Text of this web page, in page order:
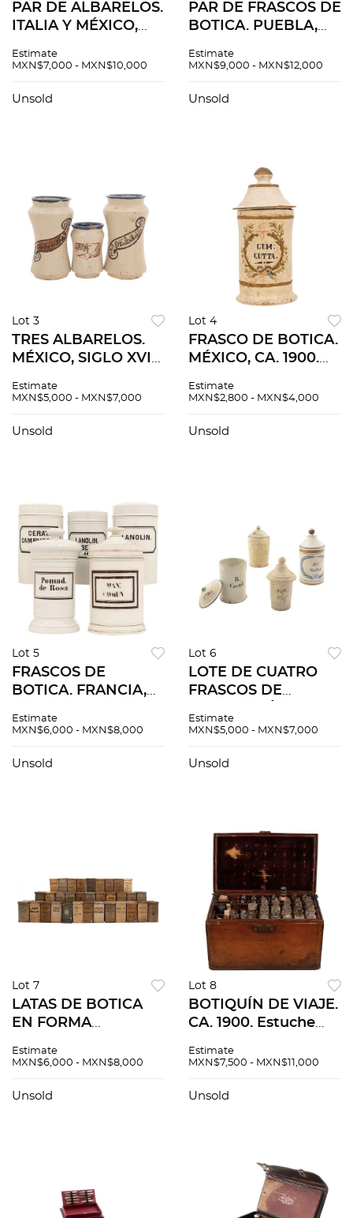
PAR DE ALBARELOS.
ITALIA Y MÉXICO,
Elaborados en
policromada. 29 x 13
Estimate
MXN$7,000 - MXN$10,000
Unsold
PAR DE FRASCOS DE
BOTICA. PUEBLA,
talavera. Detalles de
desportilladuras, 19 x
Estimate
MXN$9,000 - MXN$12,000
Unsold
Lot 3
TRES ALBARELOS.
MÉXICO, SIGLO XVIII.
esmaltada y
decorados con
Estimate
MXN$5,000 - MXN$7,000
Unsold
Lot 4
FRASCO DE BOTICA.
MÉXICO, CA. 1900.
cocido. Decorado a
florales, 28 x 13 cm Ø.
Estimate
MXN$2,800 - MXN$4,000
Unsold
Lot 5
FRASCOS DE
BOTICA. FRANCIA,
SIGLO XX.
porcelana. Piezas: 5.
Estimate
MXN$6,000 - MXN$8,000
Unsold
Lot 6
LOTE DE CUATRO
FRASCOS DE
EUROPA, SIGLO XIX.
27 x 12 cm Ø (mayor).
Estimate
MXN$5,000 - MXN$7,000
Unsold
Lot 7
LATAS DE BOTICA
EN FORMA
MÉXICO,
SIGLO XX. Detalles
Estimate
MXN$6,000 - MXN$8,000
Unsold
Lot 8
BOTIQUÍN DE VIAJE.
CA. 1900. Estuche
madera forrado en
pastilleros, frascos y
Estimate
MXN$7,500 - MXN$11,000
Unsold